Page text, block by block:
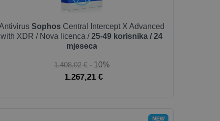
Sophos Central Intercept X Advanced
with XDR / Nova licenca /25-49 korisnika / 24
mjeseca
1.408,02 € - 10%
1.267,21 €
NEW